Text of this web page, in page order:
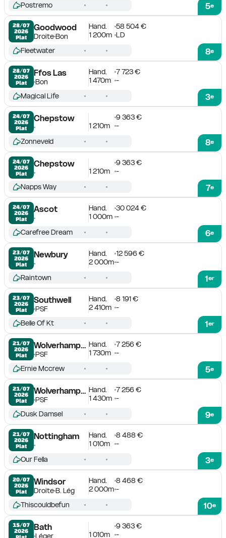
5e
Postremo
28/07
2026
Plat
Goodwood
DroiteBon
Hand.
58 504 €
1 200m LD
8e
Fleetwater
28/07
2026
Plat
Ffos Las
Bon
Hand.
7 723 €
1 470m -
3e
Magical Life
24/07
2026
Plat
Chepstow
9 363 €
1 210m
-
8e
Zonneveld
24/07
2026
Plat
Chepstow
9 363 €
1 210m
-
7e
Napps Way
24/07
2026
Plat
Ascot Hand.
30 024 €
1 000m -
6e
Carefree Dream
23/07
2026
Plat
Newbury Hand.
12 596 €
2 000m -
1er
Raintown
23/07
2026
Plat
Southwell
PSF
Hand.
8 191 €
2 410m -
1er
Belle Of Kt
21/07
2026
Plat
Wolverhampton
PSF
Hand.
7 256 €
1 730m -
5e
Ernie Mccrew
21/07
2026
Plat
Wolverhampton
PSF
Hand.
7 256 €
1 430m -
9e
Dusk Damsel
21/07
2026
Plat
Nottingham Hand.
8 488 €
1 010m
-
3e
Our Fella
20/07
2026
Plat
Windsor
DroiteB. Lég
Hand.
8 468 €
2 000m -
10e
Thiscouldbefun
15/07
2026
Bath
Léger
9 363 €
1 010m
-